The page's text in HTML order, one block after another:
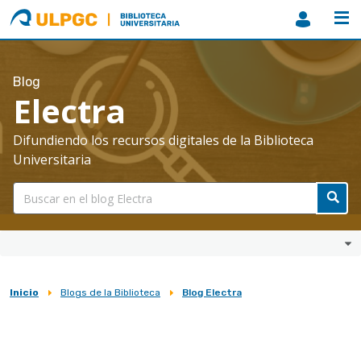
ULPGC
Biblioteca
ULPGC
Blog
Electra
Difundiendo los recursos digitales de la Biblioteca
Universitaria
Sobrescribir
Inicio Blogs de la Biblioteca Blog Electra